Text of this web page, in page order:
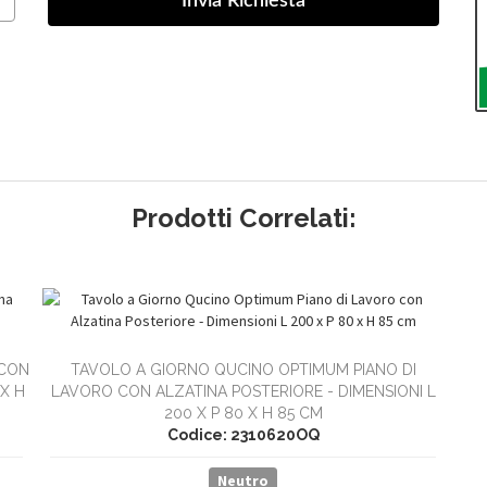
Prodotti Correlati:
H
TAVOLO A GIORNO QUCINO OPTIMUM PIANO DI
LAVORO CON ALZATINA POSTERIORE - DIMENSIONI L
200 X P 80 X H 85 CM
Codice: 2310620OQ
Neutro